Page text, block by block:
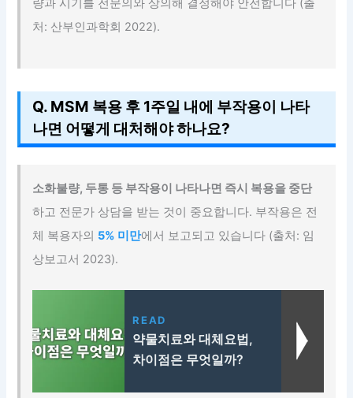
량과 시기를 전문의와 상의해 결정해야 안전합니다 (출
처: 산부인과학회 2022).
Q. MSM 복용 후 1주일 내에 부작용이 나타
나면 어떻게 대처해야 하나요?
소화불량, 두통 등 부작용이 나타나면 즉시 복용을 중단
하고 전문가 상담을 받는 것이 중요합니다. 부작용은 전
체 복용자의 5% 미만에서 보고되고 있습니다 (출처: 임
상보고서 2023).
READ
약물치료와 대체요법,
차이점은 무엇일까?